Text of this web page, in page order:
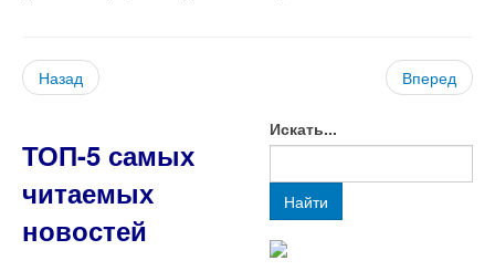
Назад Вперед
ТОП-5 самых
читаемых
новостей
Искать...
Найти